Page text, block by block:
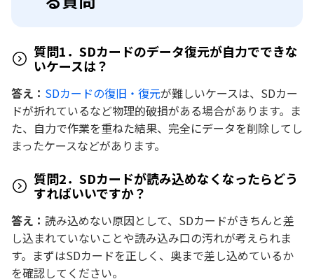
質問1．SDカードのデータ復元が自力でできな
いケースは？
答え： SDカードの復旧・復元が難しいケースは、SDカー
ドが折れているなど物理的破損がある場合があります。ま
た、自力で作業を重ねた結果、完全にデータを削除してし
まったケースなどがあります。
質問2．SDカードが読み込めなくなったらどう
すればいいですか？
答え： 読み込めない原因として、SDカードがきちんと差
し込まれていないことや読み込み口の汚れが考えられま
す。まずはSDカードを正しく、奥まで差し込めているか
を確認してください。